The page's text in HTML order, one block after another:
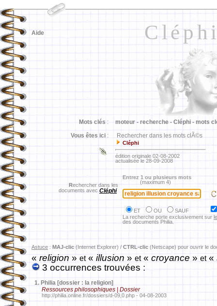
Aide
Mots clés : moteur - recherche - Cléphi - mots
Vous êtes ici : Rechercher dans les mots clÃ©s
Cléphi
édition originale 02-08-2002
actualisée le 28-09-2008
Rechercher dans les
documents avec Cléphi
Entrez 1 ou plusieurs mots
(maximum 4)
ET OU
SAUF
La recherche porte exclusivement sur
des documents Philia.
Astuce : MAJ-clic (Internet Explorer) / CTRL-clic (Netscape) pour ouvrir le
«religion» et« illusion » et« croyance » et«
3 occurrences trouvées :
1. Philia [dossier : la religion]
Ressources philosophiques | Dossier
http://philia.online.fr/dossiers/d-09,0.php - 04-08-2003